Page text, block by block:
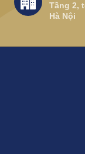
Tầng 2,
Hà Nội